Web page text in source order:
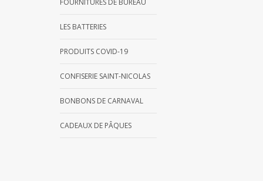
FOURNITURES DE BUREAU
LES BATTERIES
PRODUITS COVID-19
CONFISERIE SAINT-NICOLAS
BONBONS DE CARNAVAL
CADEAUX DE PÂQUES